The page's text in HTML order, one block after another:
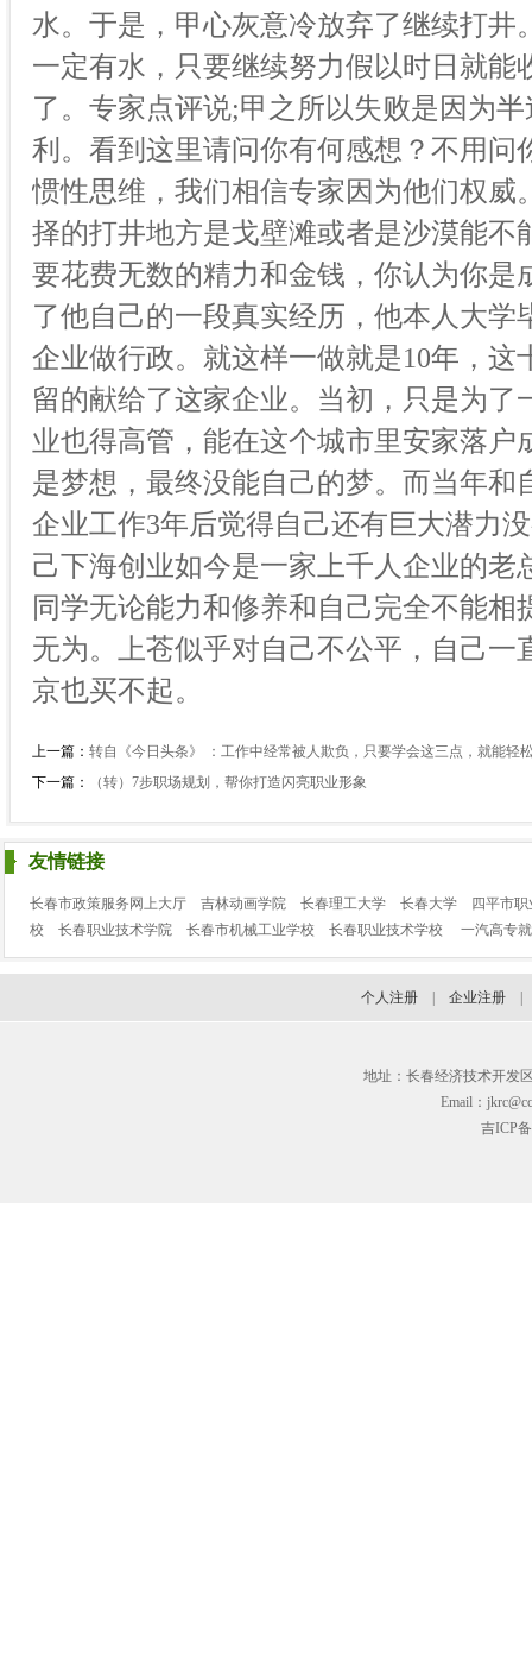
水。于是，甲心灰意冷放弃了继续打
一定有水，只要继续努力假以时日就
了。专家点评说;甲之所以失败是因为
利。看到这里请问你有何感想？不用
惯性思维，我们相信专家因为他们权
择的打井地方是戈壁滩或者是沙漠能不
要花费无数的精力和金钱，你认为你
了他自己的一段真实经历，他本人大
企业做行政。就这样一做就是10年，
留的献给了这家企业。当初，只是为
业也得高管，能在这个城市里安家落
是梦想，最终没能自己的梦。而当年
企业工作3年后觉得自己还有巨大潜力
己下海创业如今是一家上千人企业的
同学无论能力和修养和自己完全不能
无为。上苍似乎对自己不公平，自己
京也买不起。
上一篇： 转自《今日头条》 ：工作中经常被人欺负，只要学会这三点，就能轻
下一篇：
（转）7步职场规划，帮你打造闪亮职业形象
友情链接
长春市政策服务网上大厅 吉林动画学院 长春理工大学 长春大学
四平市
校
长春职业技术学院 长春市机械工业学校 长春职业技术学校 一汽高专
个人注册 企业注册
地址：长春经济技术开发
Email：
吉ICP